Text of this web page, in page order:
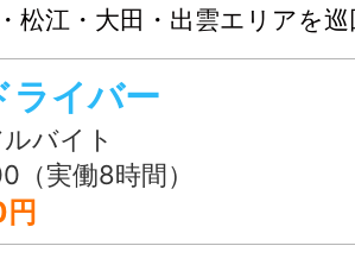
・松江・大田・出雲エリアを
から支えるお仕事です。「
日中のフルタイムで安定し
則なシフトはキツイ…」そ
者の方は即戦力として優遇
ライバー
バイト
（実働8時間）
円